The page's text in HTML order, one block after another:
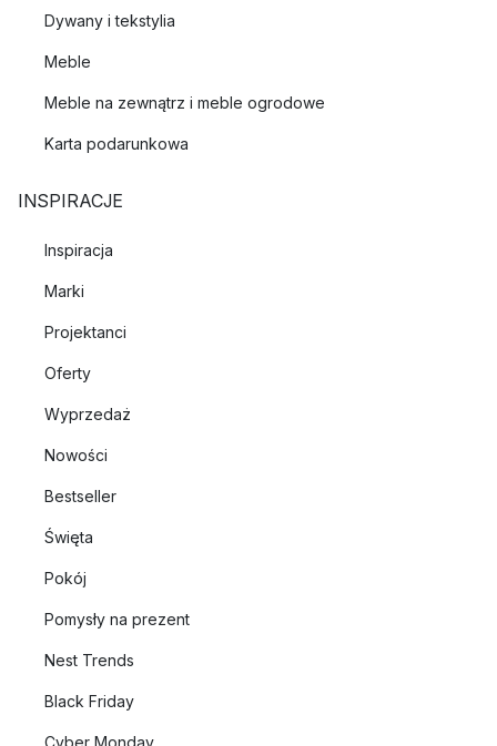
Dywany i tekstylia
Meble
Meble na zewnątrz i meble ogrodowe
Karta podarunkowa
INSPIRACJE
Inspiracja
Marki
Projektanci
Oferty
Wyprzedaż
Nowości
Bestseller
Święta
Pokój
Pomysły na prezent
Nest Trends
Black Friday
Cyber Monday